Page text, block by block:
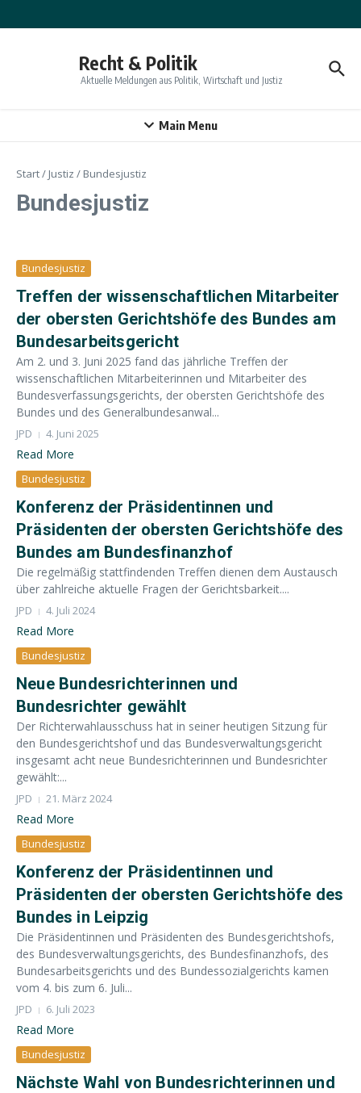
Recht & Politik
Aktuelle Meldungen aus Politik, Wirtschaft und Justiz
Main Menu
Start/ Justiz / Bundesjustiz
Bundesjustiz
Bundesjustiz
Treffen der wissenschaftlichen Mitarbeiter
der obersten Gerichtshöfe des Bundes am
Bundesarbeitsgericht
Am 2. und 3. Juni 2025 fand das jährliche Treffen der
wissenschaftlichen Mitarbeiterinnen und Mitarbeiter des
Bundesverfassungsgerichts, der obersten Gerichtshöfe des
Bundes und des Generalbundesanwal...
JPD 4. Juni 2025
Read More
Bundesjustiz
Konferenz der Präsidentinnen und
Präsidenten der obersten Gerichtshöfe des
Bundes am Bundesfinanzhof
Die regelmäßig stattfindenden Treffen dienen dem Austausch
über zahlreiche aktuelle Fragen der Gerichtsbarkeit....
JPD 4. Juli 2024
Read More
Bundesjustiz
Neue Bundesrichterinnen und
Bundesrichter gewählt
Der Richterwahlausschuss hat in seiner heutigen Sitzung für
den Bundesgerichtshof und das Bundesverwaltungsgericht
insgesamt acht neue Bundesrichterinnen und Bundesrichter
gewählt:...
JPD 21. März 2024
Read More
Bundesjustiz
Konferenz der Präsidentinnen und
Präsidenten der obersten Gerichtshöfe des
Bundes in Leipzig
Die Präsidentinnen und Präsidenten des Bundesgerichtshofs,
des Bundesverwaltungsgerichts, des Bundesfinanzhofs, des
Bundesarbeitsgerichts und des Bundessozialgerichts kamen
vom 4. bis zum 6. Juli...
JPD 6. Juli 2023
Read More
Bundesjustiz
Nächste Wahl von Bundesrichterinnen und